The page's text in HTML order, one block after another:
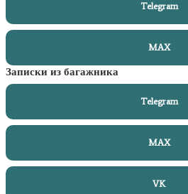
Telegram
MAX
Записки из багажника
Telegram
MAX
VK